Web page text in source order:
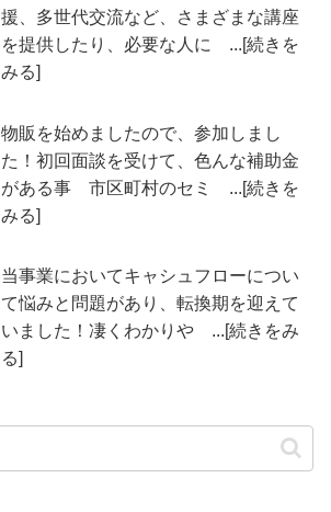
援、多世代交流など、さまざまな講座
を提供したり、必要な人に ...[続きを
みる]
物販を始めましたので、参加しまし
た！初回面談を受けて、色んな補助金
がある事 市区町村のセミ ...[続きを
みる]
当事業においてキャシュフローについ
て悩みと問題があり、転換期を迎えて
いました！凄くわかりや ...[続きをみ
る]